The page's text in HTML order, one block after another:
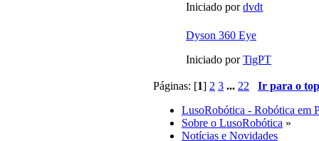
Iniciado pordvdt
Dyson 360 Eye
Iniciado porTigPT
Páginas: [1] 2 3 ... 22
Ir para o
LusoRobótica - Robótica em
Sobre o LusoRobótica »
Notícias e Novidades